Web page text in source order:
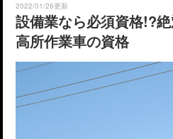
2022/01/26更新
設備業なら必須資格!?
高所作業車の資格